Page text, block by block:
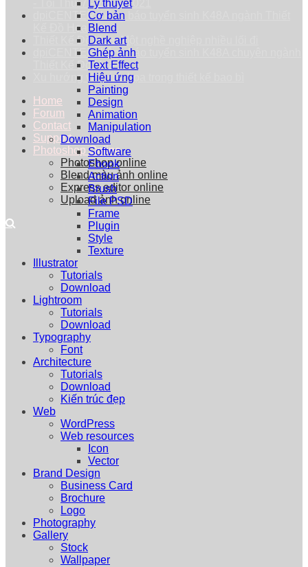
- Tối Thứ 7 - 25/09/2021
dpiCENTER thông báo tuyển sinh K48A ngành Thiết
Kế Đồ Họa
Thiết Kế Đồ Họa: Một nghề nghiệp nhiều lối đi
dpiCENTER thông báo tuyển sinh K48A chuyên ngành
Thiết Kế Đồ Họa
Xu hướng vẽ minh họa trong thiết kế bao bì
Home
Forum
Contact
Support
Photoshop Online
Photoshop online
Blend màu ảnh online
Express editor online
Upload ảnh online
Lý thuyết
Cơ bản
Blend
Dark art
Ghép ảnh
Text Effect
Hiệu ứng
Painting
Design
Animation
Manipulation
Download
Software
Ebook
Action
Brush
File PSD
Frame
Plugin
Style
Texture
Illustrator
Tutorials
Download
Lightroom
Tutorials
Download
Typography
Font
Architecture
Tutorials
Download
Kiến trúc đẹp
Web
WordPress
Web resources
Icon
Vector
Brand Design
Business Card
Brochure
Logo
Photography
Gallery
Stock
Wallpaper